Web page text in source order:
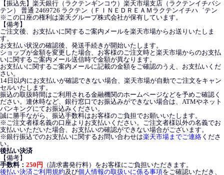
【振込先】楽天銀行（ラクテンギンコウ）楽天市場支店（ラクテンイチバシ
テン） 普通 2469726 ラクテン（ＦＩＮＥＤＲＥＡＭラクテンイチハ゛テン
※この口座の権利は楽天グループ株式会社が保有しています。
【備考】
ご注文後、お支払いに関するご案内メールを楽天市場からお送りいたしま
す。
お支払い状況の確認後、発送手続きが開始いたします。
ショップが金額を変更した場合、お客様のご注文時と楽天市場からのお支払
いに関するご案内メール送信時で金額が異なります。
お支払いに関するご案内メールに記載の金額をご確認のうえ、お支払いくだ
さい。
14日以内にお支払いが確認できない場合、楽天市場が自動でご注文をキャン
セルいたします。
振込の取扱時間はご利用される金融機関のホームページなどを予めご確認く
ださい。連休時など、銀行窓口でお振込みができない場合は、ATMやネット
バンキングにてお振込みください。
誠に勝手ながら、振込手数料はお客様のご負担でお願いいたします。
※ご注文者様名義の口座よりお支払いください。ご注文者様以外の名義でお
支払いいただいた場合、お支払いの確認ができない場合がございます。
※銀行振込でのお支払いに関するお問い合わせは楽天市場までご連絡 くださ
い。
後払い決済
【備考】
手数料： 250円
（請求書発行料）をお客様にご負担いただきます。
後払い決済ご利用規約及び個人情報の取扱いに係る事項をご確認いただき、